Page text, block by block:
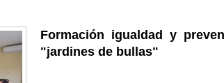
Formación igualdad y
"jardines de bullas"